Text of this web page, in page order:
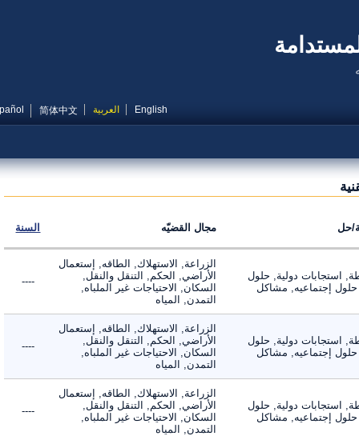
English العربية 简体中文
Español
مجال القضيّه السنة
استجابات دولية, حلول
إجتماعيه, مشاكل
الزراعة, الاستهلاك, الطاقه, إستعمال
الأراضي, الحكم, التنقل والنقل,
السكان, الاحتياجات غير الملباه,
التمدن, المياه
----
استجابات دولية, حلول
إجتماعيه, مشاكل
الزراعة, الاستهلاك, الطاقه, إستعمال
الأراضي, الحكم, التنقل والنقل,
السكان, الاحتياجات غير الملباه,
التمدن, المياه
----
استجابات دولية, حلول
إجتماعيه, مشاكل
الزراعة, الاستهلاك, الطاقه, إستعمال
الأراضي, الحكم, التنقل والنقل,
السكان, الاحتياجات غير الملباه,
التمدن, المياه
----